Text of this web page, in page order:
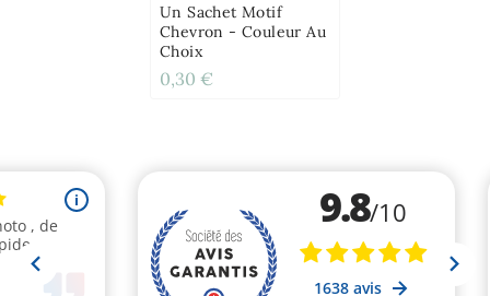
Un Sachet Motif
Chevron - Couleur Au
Choix
0,30 €